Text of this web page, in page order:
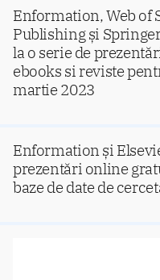
Enformation, Web of
Publishing și
la o serie de
ebooks si reviste
martie 2023
Enformation și
prezentări online
baze de date de